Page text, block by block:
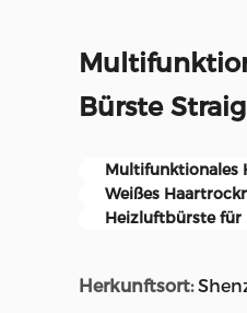
Bürste
Multifunktionales
Weißes
Heizluftbürste für
Herkunftsort: